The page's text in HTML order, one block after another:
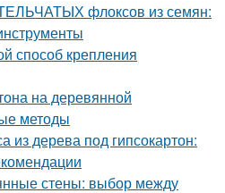
флоксов из семян:
способ крепления
на деревянной
методы
из дерева под гипсокартон:
стены: выбор между